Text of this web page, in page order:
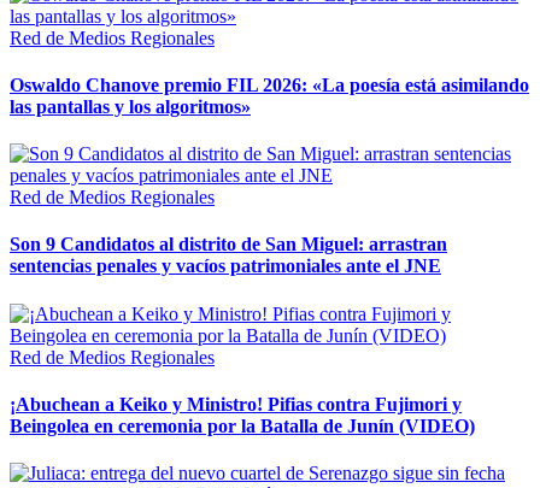
Red de Medios Regionales
Oswaldo Chanove premio FIL 2026: «La poesía está asimilando
las pantallas y los algoritmos»
Red de Medios Regionales
Son 9 Candidatos al distrito de San Miguel: arrastran
sentencias penales y vacíos patrimoniales ante el JNE
Red de Medios Regionales
¡Abuchean a Keiko y Ministro! Pifias contra Fujimori y
Beingolea en ceremonia por la Batalla de Junín (VIDEO)